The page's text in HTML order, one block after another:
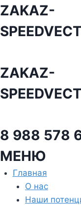
Перейти
содержанию
ZAKAZ-
ZAKAZ-
8 988 578
МЕНЮ
Главная
О нас
Наши